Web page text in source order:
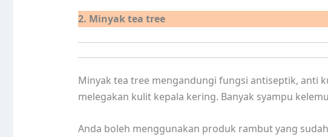
2. Minyak tea tree
Minyak tea tree mengandungi fungsi antiseptik, anti
melegakan kulit kepala kering. Banyak syampu
Anda boleh menggunakan produk rambut yang